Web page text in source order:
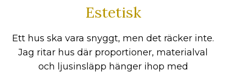
Estetisk
Ett hus ska vara snyggt, men det räcker inte.
Jag ritar hus där proportioner, materialval
och ljusinsläpp hänger ihop med